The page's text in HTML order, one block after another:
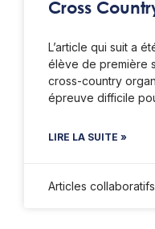
Cross
L’article qui suit a
élève de première
cross-country
épreuve difficile
LIRE LA SUITE »
Articles collaboratifs